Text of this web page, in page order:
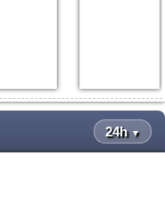
24h ▼